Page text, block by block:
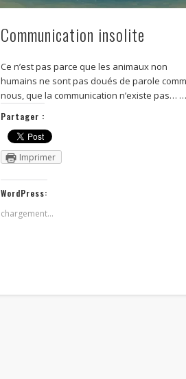
Communication insolite
Ce n’est pas parce que les animaux non
humains ne sont pas doués de parole
nous, que la communication n’existe pas… …
Partager :
Imprimer
WordPress:
chargement…